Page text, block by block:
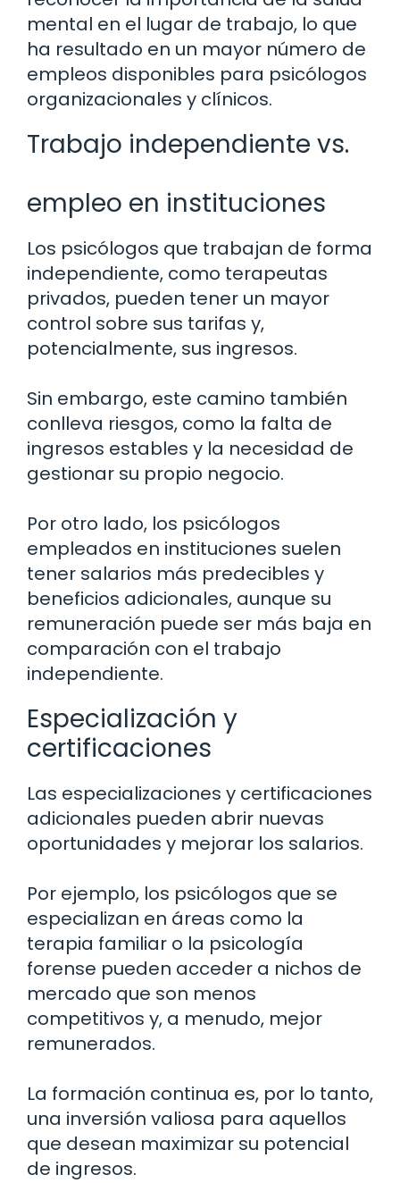
mental en el lugar de trabajo, lo que
ha resultado en un mayor número de
empleos disponibles para psicólogos
organizacionales y clínicos.
Trabajo independiente vs.
empleo en instituciones
Los psicólogos que trabajan de forma
independiente, como terapeutas
privados, pueden tener un mayor
control sobre sus tarifas y,
potencialmente, sus ingresos.
Sin embargo, este camino también
conlleva riesgos, como la falta de
ingresos estables y la necesidad de
gestionar su propio negocio.
Por otro lado, los psicólogos
empleados en instituciones suelen
tener salarios más predecibles y
beneficios adicionales, aunque su
remuneración puede ser más baja en
comparación con el trabajo
independiente.
Especialización y
certificaciones
Las especializaciones y certificaciones
adicionales pueden abrir nuevas
oportunidades y mejorar los salarios.
Por ejemplo, los psicólogos que se
especializan en áreas como la
terapia familiar o la psicología
forense pueden acceder a nichos de
mercado que son menos
competitivos y, a menudo, mejor
remunerados.
La formación continua es, por lo tanto,
una inversión valiosa para aquellos
que desean maximizar su potencial
de ingresos.